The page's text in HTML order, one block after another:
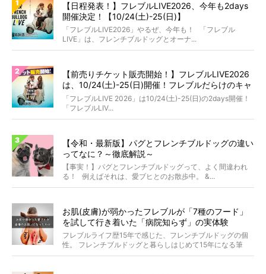
【日程発表！】フレブルLIVE2026、今年も2days
開催決定！【10/24(土)-25(日)】
「フレブルLIVE2026」やるぜ、今年も！ 「フレブル
LIVE」は、フレンチブルドッグとオーナ...
【前売りチケット販売開始！】フレブルLIVE2026
は、10/24(土)-25(日)開催！フレブルだらけのキャ
ンプ・前夜祭・バスプランも新登場!?
「フレブルLIVE 2026」は10/24(土)-25(日)の2days開催！
「フレブルLIV...
【令和・最新版】パグとフレンチブルドッグの違い
ってなに？～徹底解説～
【事実！】パグとフレンチブルドッグって、よく間違われ
る！ 例えばそれは、愛ブヒとのお散歩中。 &...
お肌(皮膚)が弱かったフレブルが「7種のフード」
を試して行き着いた「病院知らず」の実体験
フレブルライフ歴15年で感じた、フレンチブルドッグの個
性。 フレンチブルドッグと暮らしはじめて15年になる筆
者...